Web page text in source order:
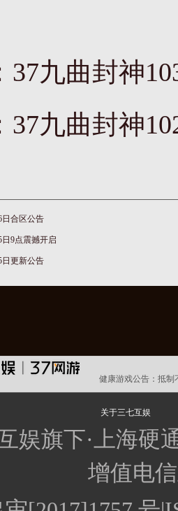
37九曲封神
37九曲封神
日合区公告
9点震撼开启
日更新公告
健康游戏公告： 抵制
关于三七互娱
娱旗下·上海硬
增值电